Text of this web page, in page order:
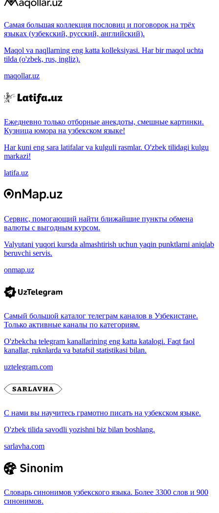
Самая большая коллекция пословиц и поговорок на трёх
языках (узбекский, русский, английский).
Maqol va naqllarning eng katta kolleksiyasi. Har bir maqol uchta
tilda (o'zbek, rus, ingliz).
maqollar.uz
Ежедневно только отборные анекдоты, смешные картинки.
Кузница юмора на узбекском языке!
Har kuni eng sara latifalar va kulguli rasmlar. O'zbek tilidagi kulgu
markazi!
latifa.uz
Сервис, помогающий найти ближайшие пункты обмена
валюты с выгодным курсом.
Valyutani yuqori kursda almashtirish uchun yaqin punktlarni aniqlab
beruvchi servis.
onmap.uz
Самый большой каталог телеграм каналов в Узбекистане.
Только активные каналы по категориям.
O'zbekcha telegram kanallarining eng katta katalogi. Faqt faol
kanallar, ruknlarda va batafsil statistikasi bilan.
uztelegram.com
С нами вы научитесь грамотно писать на узбекском языке.
O'zbek tilida savodli yozishni biz bilan boshlang.
sarlavha.com
Словарь синонимов узбекского языка. Более 3300 слов и 900
синонимов.